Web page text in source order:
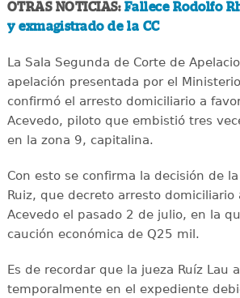
OTRAS NOTICIAS: Fallece Rodolfo
y exmagistrado de la CC
La Sala Segunda de Corte de
apelación presentada por el
confirmó el arresto domiciliario a
Acevedo, piloto que embistió tres
en la zona 9, capitalina.
Con esto se confirma la decisión de
Ruiz, que decreto arresto domiciliario
Acevedo el pasado 2 de julio, en la
caución económica de Q25 mil.
Es de recordar que la jueza Ruíz Lau
temporalmente en el expediente